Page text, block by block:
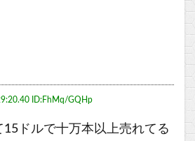
ID:FhMq/GQHp
ドルで十万本以上売れてる